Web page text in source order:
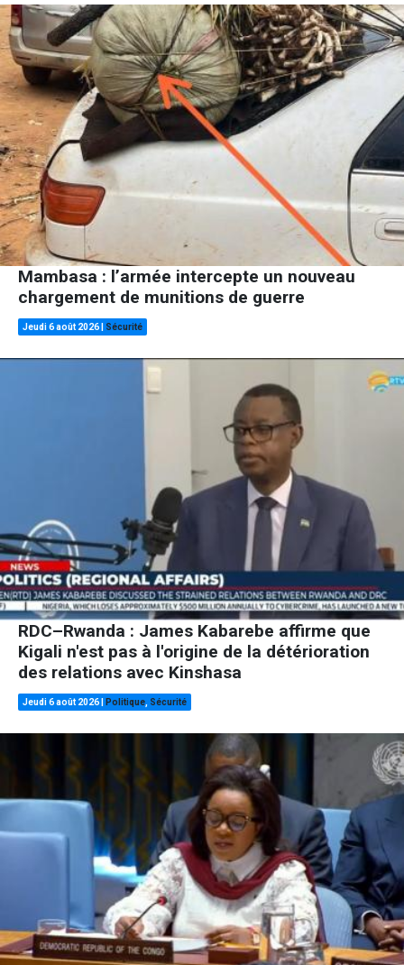
Mambasa : l’armée intercepte un nouveau
chargement de munitions de guerre
Jeudi 6 août 2026 Sécurité
RDC–Rwanda : James Kabarebe affirme que
Kigali n'est pas à l'origine de la détérioration
des relations avec Kinshasa
Jeudi 6 août 2026 Politique Sécurité